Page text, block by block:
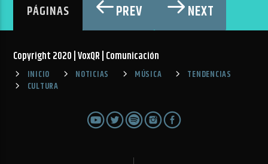
PÁGINAS PREV NEXT
Copyright 2020 | VoxQR | Comunicación
INICIO NOTICIAS MÚSICA
TENDENCIAS
CULTURA